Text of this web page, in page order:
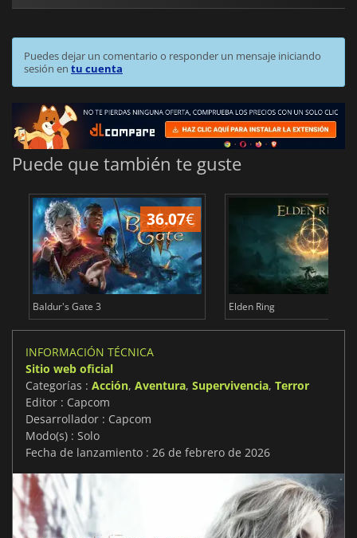
Puedes dejar un comentario o responder un mensaje iniciando
sesión en tu cuenta
Puede que también te guste
36.07€
Baldur's Gate 3 Elden Ring
INFORMACIÓN TÉCNICA
Sitio web oficial
Categorías : Acción, Aventura, Supervivencia, Terror
Editor : Capcom
Desarrollador : Capcom
Modo(s) : Solo
Fecha de lanzamiento : 26 de febrero de 2026